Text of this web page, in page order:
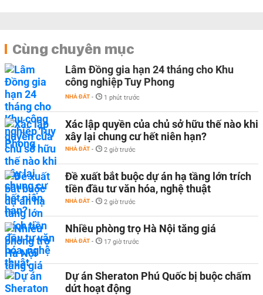
Cùng chuyên mục
Lâm Đồng gia hạn 24 tháng cho Khu
công nghiệp Tuy Phong
NHÀ ĐẤT - 1 phút trước
Xác lập quyền của chủ sở hữu thế nào khi
xây lại chung cư hết niên hạn?
NHÀ ĐẤT - 2 giờ trước
Đề xuất bắt buộc dự án hạ tầng lớn trích
tiền đầu tư văn hóa, nghệ thuật
NHÀ ĐẤT - 2 giờ trước
Nhiều phòng trọ Hà Nội tăng giá
NHÀ ĐẤT - 17 giờ trước
Dự án Sheraton Phú Quốc bị buộc chấm
dứt hoạt động